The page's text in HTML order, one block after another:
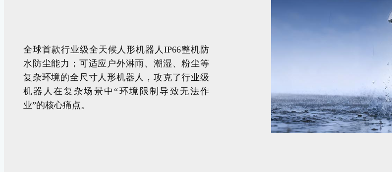
全球首款行业级全天候人形机器人IP66整机防
水防尘能力；可适应户外淋雨、潮湿、粉尘等
复杂环境的全尺寸人形机器人，攻克了行业级
机器人在复杂场景中“环境限制导致无法作
业”的核心痛点。